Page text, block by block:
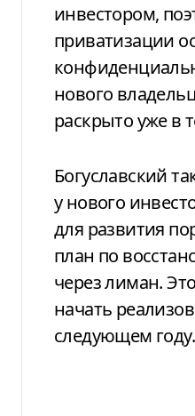
инвестором,
приватизации
нового
раскрыто уже в
Богуславский
у нового
для развития
план по
через лиман.
начать
следующем году.